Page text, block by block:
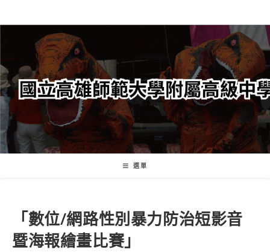
轉
要
內
容
選單
「數位/網路性別暴力防治短影音
暨海報繪畫比賽」